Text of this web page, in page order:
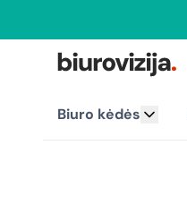
Biuro kėdės